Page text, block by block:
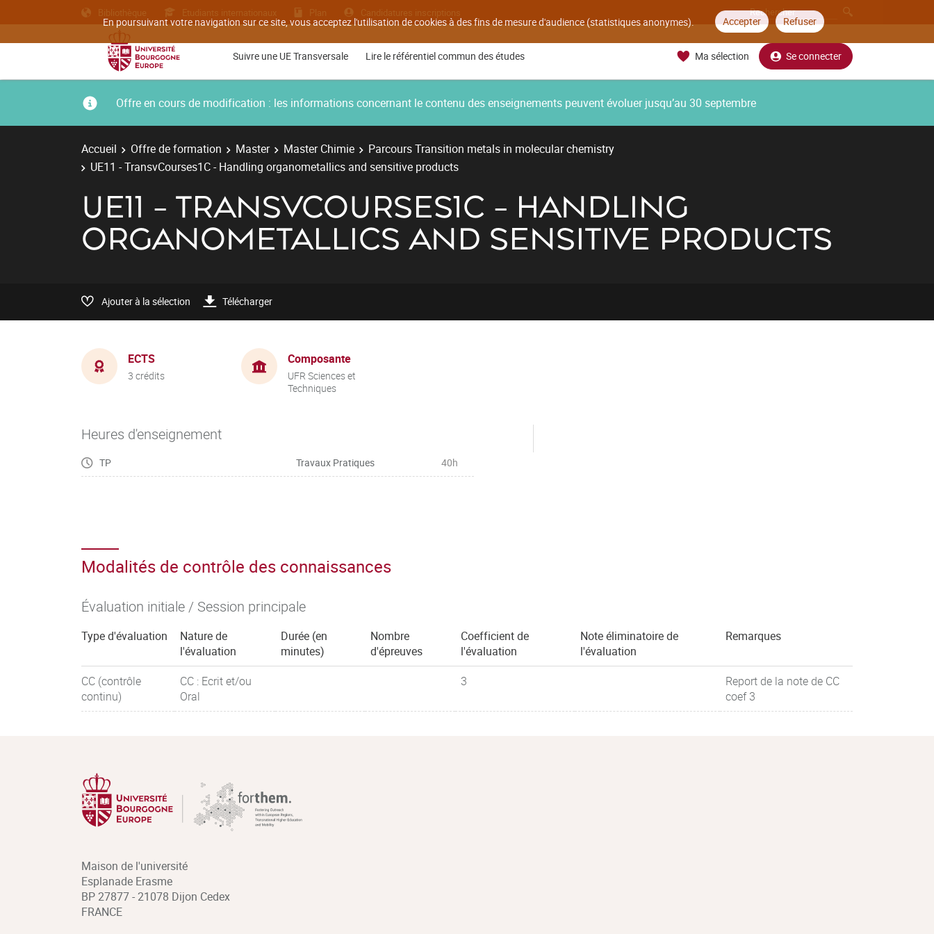
En poursuivant votre navigation sur ce site, vous acceptez l'utilisation de cookies à des fins de mesure d'audience (statistiques anonymes). Accepter Refuser
Bibliothèque Etudiants internationaux Plan Candidatures inscriptions
Suivre une UE Transversale Lire le référentiel commun des études Ma sélection Se connecter
Offre en cours de modification : les informations concernant le contenu des enseignements peuvent évoluer jusqu’au 30 septembre
Accueil Offre de formation Master Master Chimie
Parcours Transition metals in molecular chemistry
UE11 - TransvCourses1C - Handling organometallics and sensitive products
UE11 - TRANSVCOURSES1C - HANDLING
ORGANOMETALLICS AND SENSITIVE PRODUCTS
Ajouter à la sélection Télécharger
ECTS
3 crédits
Composante
UFR Sciences et
Techniques
Heures d'enseignement
TP Travaux Pratiques 40h
Modalités de contrôle des connaissances
Évaluation initiale / Session principale
Type d'évaluation
Nature de
l'évaluation
Durée (en
minutes)
Nombre
d'épreuves
Coefficient de
l'évaluation
Note éliminatoire de
l'évaluation
Remarques
CC (contrôle
continu)
CC : Ecrit et/ou
Oral
3
Report de la note de CC
coef 3
Maison de l'université
Esplanade Erasme
BP 27877 - 21078 Dijon Cedex
FRANCE